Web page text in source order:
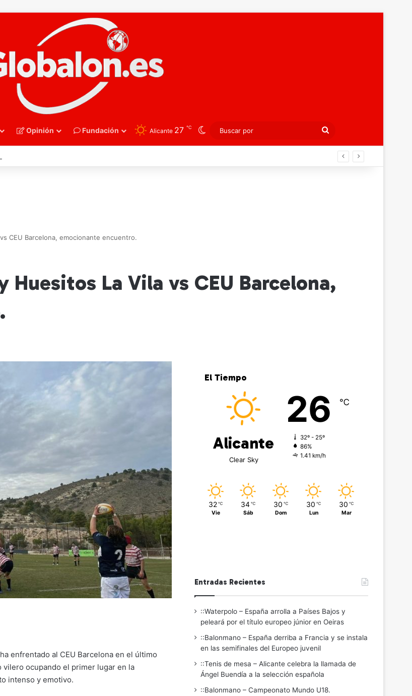
Opinión Fundación Alicante 27 ℃ Switch skin
por
derriba a Francia y se instala en las semifinales del Europeo juvenil
CEU Barcelona, emocionante encuentro.
Huesitos La Vila vs CEU Barcelona,
enfrentado al CEU Barcelona en el último
ocupando el primer lugar en la
intenso y emotivo.
El Tiempo
Alicante
Clear Sky
26 ℃
32º - 25º
86%
1.41 km/h
32 ℃
Vie
34 ℃
Sáb
30 ℃
Dom
30 ℃
Lun
30 ℃
Mar
Entradas Recientes
::Waterpolo – España arrolla a Países Bajos y
peleará por el título europeo júnior en Oeiras
::Balonmano – España derriba a Francia y se instala
en las semifinales del Europeo juvenil
::Tenis de mesa – Alicante celebra la llamada de
Ángel Buendía a la selección española
::Balonmano – Campeonato Mundo U18.